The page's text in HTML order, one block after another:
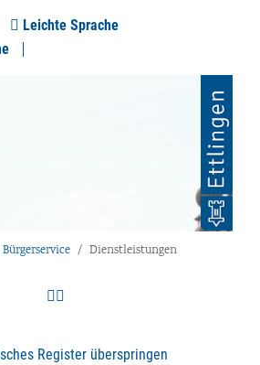
Leichte Sprache
Bürgerservice Dienstleistungen
Register überspringen